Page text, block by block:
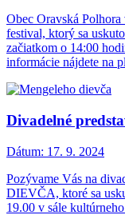
Obec Oravská
festival, ktorý sa
začiatkom o 14:00
informácie nájdete na
Divadelné
Dátum: 17. 9. 2024
Pozývame Vás na
DIEVČA, ktoré sa
19.00 v sále